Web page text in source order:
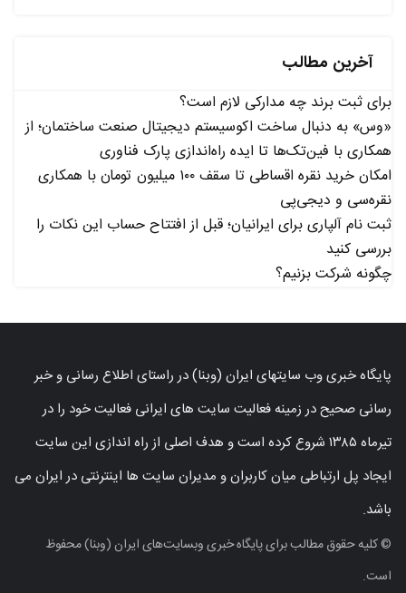
آخرین مطالب
برای ثبت برند چه مدارکی لازم است؟
«وس» به دنبال ساخت اکوسیستم دیجیتال صنعت ساختمان؛ از
همکاری با فین‌تک‌ها تا ایده راه‌اندازی پارک فناوری
امکان خرید نقره اقساطی تا سقف ۱۰۰ میلیون تومان با همکاری
نقره‌سی و دیجی‌پی
ثبت نام آلپاری برای ایرانیان؛ قبل از افتتاح حساب این نکات را
بررسی کنید
چگونه شرکت بزنیم؟
پایگاه خبری وب سایتهای ایران (وبنا) در راستای اطلاع رسانی و خبر
رسانی صحیح در زمینه فعالیت سایت های ایرانی فعالیت خود را در
تیرماه ۱۳۸۵ شروع کرده است و هدف اصلی از راه اندازی این سایت
ایجاد پل ارتباطی میان کاربران و مدیران سایت ها اینترنتی در ایران می
باشد.
© کلیه حقوق مطالب برای پایگاه خبری وبسایت‌های ایران (وبنا) محفوظ
است.